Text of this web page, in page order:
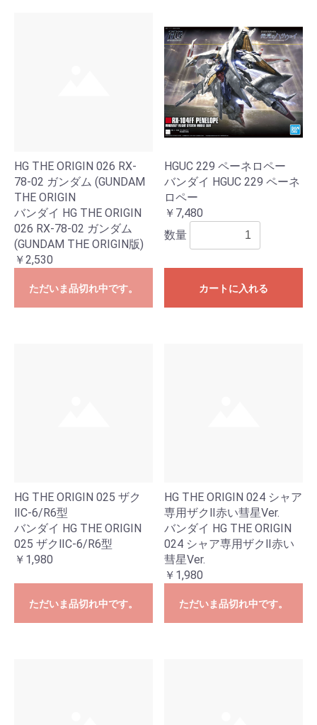
HG THE ORIGIN 026 RX-
78-02 ガンダム (GUNDAM
THE ORIGIN
バンダイ HG THE ORIGIN
026 RX-78-02 ガンダム
(GUNDAM THE ORIGIN版)
￥2,530
ただいま品切れ中です。
HGUC 229 ペーネロペー
バンダイ HGUC 229 ペーネ
ロペー
￥7,480
数量
カートに入れる
HG THE ORIGIN 025 ザク
ⅡC-6/R6型
バンダイ HG THE ORIGIN
025 ザクⅡC-6/R6型
￥1,980
ただいま品切れ中です。
HG THE ORIGIN 024 シャア
専用ザクⅡ赤い彗星Ver.
バンダイ HG THE ORIGIN
024 シャア専用ザクⅡ赤い
彗星Ver.
￥1,980
ただいま品切れ中です。